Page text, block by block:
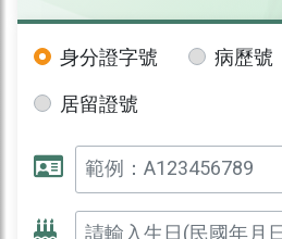
身分證字號 病歷號
居留證號